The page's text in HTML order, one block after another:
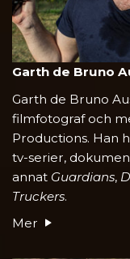
Garth de Bruno
Garth de Bruno
filmfotograf och
Productions. Han
tv-serier,
annat Guardians,
Truckers.
Mer